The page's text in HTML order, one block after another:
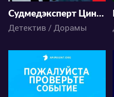
Судмедэксперт Цинь Мин: Безмолвная улика
Детектив / Дорамы